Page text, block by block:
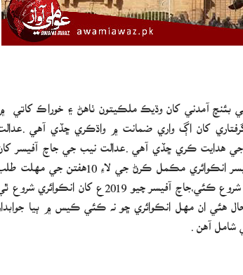
آمدني کان وڌيڪ ملڪيتون ٺاهڻ ۽ خوراڪ کاتي ۾
کان اڳ واري ضمانت ۾ واڌڪري ڇڏي آهي .عدالت
مچلڪن جمع ڪرائڻ جي هدايت ڪري ڇڏي آهي .عدالت نيب جي جاچ آفيسر کان
وڌيڪ انڪوائري جا تفصيل اڄ طلب ڪري ورتا آهن، عدالت ۾ جاچ آفيسر انڪوائري مڪمل ڪرڻ جي لاءِ 10هفتن جي مهلت طلب
ڪئي آهي .جسٽس ڪي ڪي آغا جو چوڻ آهي ته انڪوائري ڪڏهن کان شروع ڪئي،جاچ آفيسر چيو 2019ع کان انڪوائري شروع ٿي
هئي ان مهل انڪوائري ڇو نه ڪئي ڪيس ۾ ٻيا جوابدار
شامل آهن .